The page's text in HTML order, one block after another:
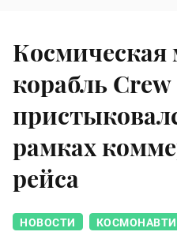
корабль
рамках
рейса
НОВОСТИ